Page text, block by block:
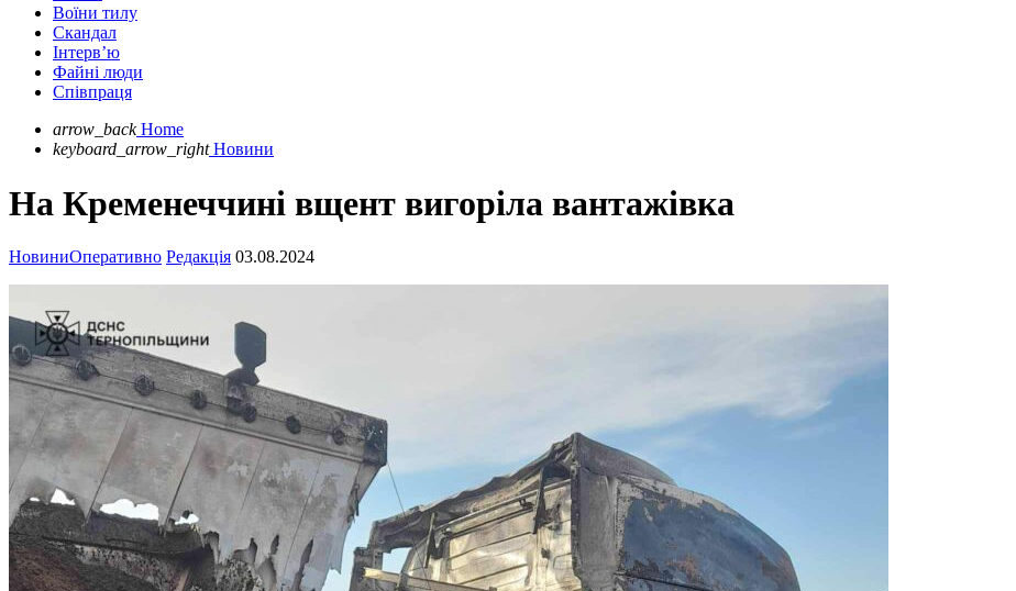
Воїни тилу
Скандал
Інтерв’ю
Файні люди
Співпраця
arrow_back Home
keyboard_arrow_right Новини
На Кременеччині вщент вигоріла вантажівка
НовиниОперативно Редакція 03.08.2024